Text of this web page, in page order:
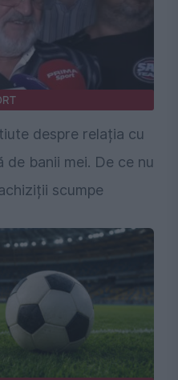
despre relația cu
de banii mei. De ce nu
scumpe